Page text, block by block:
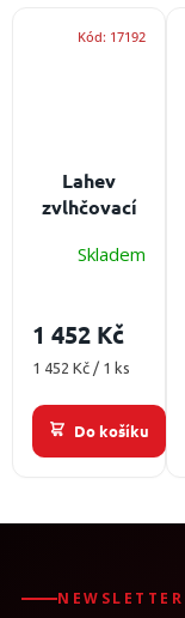
Lahev
zvlhčovací
Humidifiers
Materiál:
polysulfon,
vstup: G3/8''
Skladem
1 452 Kč
Měrná
1 452 Kč / 1 ks
Do košíku
Kód: 17192
NEWSLETTER